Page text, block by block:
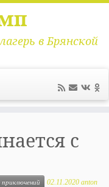
в Брянской
с
приключений 02.11.2020 anton